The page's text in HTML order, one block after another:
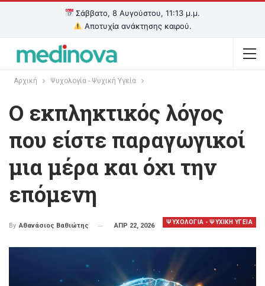
Σάββατο, 8 Αυγούστου, 11:13 μ.μ.
Αποτυχία ανάκτησης καιρού.
Αρχική Ψυχολογία - Ψυχική Υγεία
Ο εκπληκτικός λόγος
που είστε παραγωγικοί
μια μέρα και όχι την
επόμενη
ΨΥΧΟΛΟΓΙΑ - ΨΥΧΙΚΗ ΥΓΕΙΑ
By Αθανάσιος Βαθιώτης ΑΠΡ 22, 2026